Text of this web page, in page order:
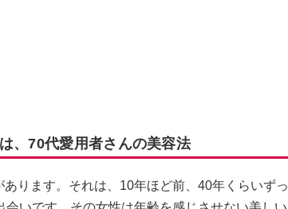
、70代愛用者さんの美容法
ります。それは、10年ほど前、40年くらいずっ